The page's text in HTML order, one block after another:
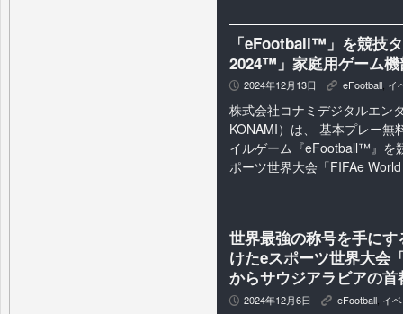
「eFootball™」を競技
2024™」家庭用ゲーム
P 2024年12月13日 K eFootball イ
株式会社コナミデジタルエン
KONAMI）は、 基本プレー無
イルゲーム『eFootball™』を
ポーツ世界大会「FIFAe
世界最強の称号を手に
けたeスポーツ世界大会
からサウジアラビアの
P 2024年12月6日 K eFootball イ